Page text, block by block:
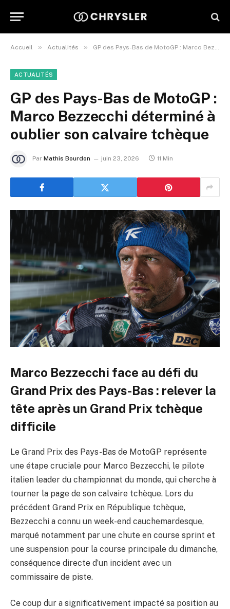
Accueil » Actualités » GP des Pays-Bas de MotoGP : Marco Bezzecchi déterminé à oublier son calvaire tchèque
ACTUALITÉS
GP des Pays-Bas de MotoGP :
Marco Bezzecchi déterminé à
oublier son calvaire tchèque
Par Mathis Bourdon juin 23, 2026 11 Min
Marco Bezzecchi face au défi du
Grand Prix des Pays-Bas : relever la
tête après un Grand Prix tchèque
difficile
Le Grand Prix des Pays-Bas de MotoGP représente
une étape cruciale pour Marco Bezzecchi, le pilote
italien leader du championnat du monde, qui cherche à
tourner la page de son calvaire tchèque. Lors du
précédent Grand Prix en République tchèque,
Bezzecchi a connu un week-end cauchemardesque,
marqué notamment par une chute en course sprint et
une suspension pour la course principale du dimanche,
conséquence directe d’un incident avec un
commissaire de piste.
Ce coup dur a significativement impacté sa position au